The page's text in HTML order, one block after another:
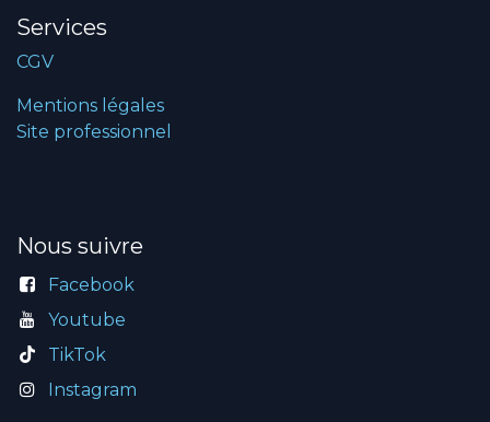
Services
CGV
Mentions légales
Site professionnel
Nous suivre
Facebook
Youtube
TikTok
Instagram